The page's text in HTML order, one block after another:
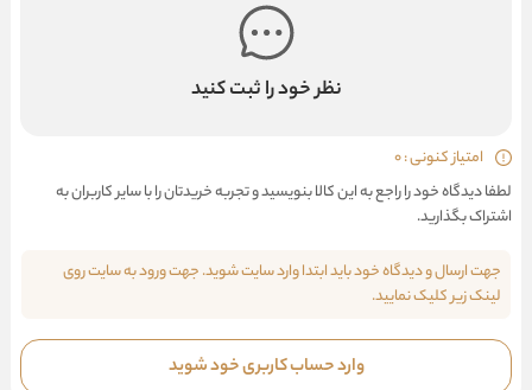
نظر خود را ثبت کنید
امتیاز کنونی : 0
لطفا دیدگاه خود را راجع به این کالا بنویسید و تجربه خریدتان را با سایر کاربران به
اشتراک بگذارید.
جهت ارسال و دیدگاه خود باید ابتدا وارد سایت شوید. جهت ورود به سایت روی
لینک زیر کلیک نمایید.
وارد حساب کاربری خود شوید